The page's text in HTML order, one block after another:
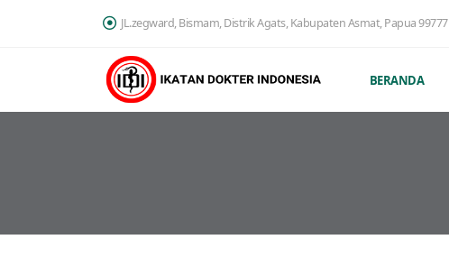
JL.zegward, Bismam, Distrik Agats, Kabupaten Asmat, Papua 99777
BERANDA